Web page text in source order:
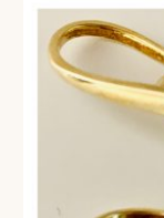
CONTACT
MIJN ACCOUNT
VERLANGLIJST